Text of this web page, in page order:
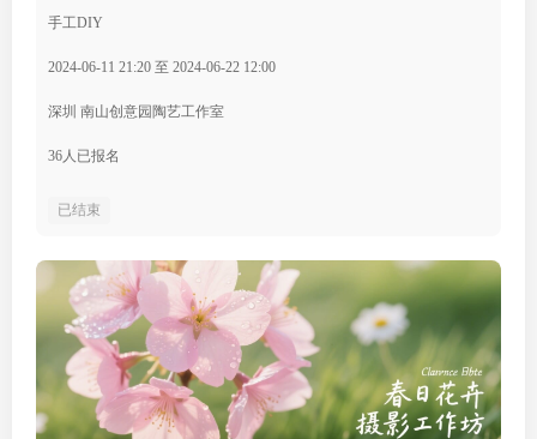
手工DIY
2024-06-11 21:20 至 2024-06-22 12:00
深圳 南山创意园陶艺工作室
36人已报名
已结束